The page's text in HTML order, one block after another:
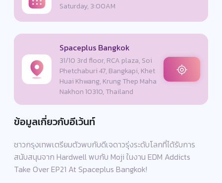
Saturday, 3:00AM
Spaceplus Bangkok
31/10 3rd floor, RCA plaza, Soi
Phetchaburi 47, Bangkapi, Khet
Huai Khwang, Krung Thep Maha
Nakhon 10310, Thailand
ข้อมูลเกี่ยวกับอีเว้นท์
ชาวกรุงเทพเตรียมตัวพบกับดีเจดาวรุ่งระดับโลกที่ได้รับการ
สนับสนุนจาก Hardwell พบกับ Moji ในงาน EDM Addicts
Take Over EP21 At Spaceplus Bangkok!